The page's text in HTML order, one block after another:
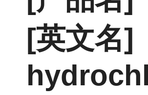
[英文名]